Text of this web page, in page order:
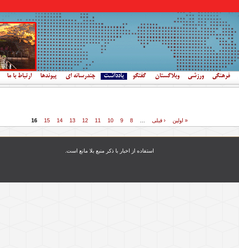
فرهنگی ورزشی وبلاگستان گفتگو یادداشت چندرسانه ای پیوندها ارتباط با ما
« اولین ‹ قبلی 8
9
10
11
12
13
14
15
16
استفاده از اخبار با ذکر منبع بلا مانع است.